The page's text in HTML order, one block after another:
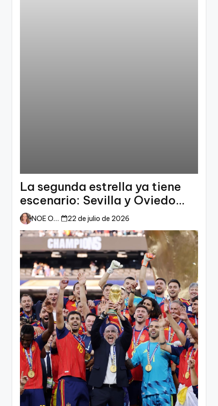
La segunda estrella ya tiene
escenario: Sevilla y Oviedo
esperan a España
NOE ORTIZ 22 de julio de 2026